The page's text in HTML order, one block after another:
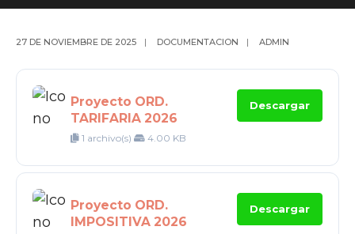
27 DE NOVIEMBRE DE 2025 | DOCUMENTACION | ADMIN
Proyecto ORD.
TARIFARIA 2026
1 archivo(s) 4.00 KB
Descargar
Proyecto ORD.
IMPOSITIVA 2026
Descargar